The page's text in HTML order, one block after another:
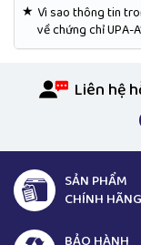
★ Vì sao thông tin
về chứng chỉ UPA-
Liên hệ
SẢN PHẨM
CHÍNH HÃNG